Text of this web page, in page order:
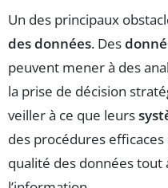
Un des principaux
des données. Des
peuvent mener à des
la prise de décision
veiller à ce que leurs
des procédures
qualité des données tout